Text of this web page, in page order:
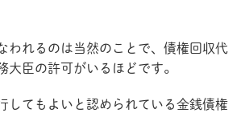
われるのは当然のことで、債権回収代
大臣の許可がいるほどです。
してもよいと認められている金銭債権